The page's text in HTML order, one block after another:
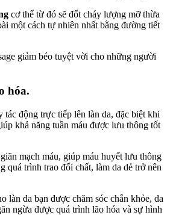
cơ thể từ đó sẽ đốt cháy lượng mỡ thừa
một cách tự nhiên nhất bằng đường tiết
giảm béo tuyệt vời cho những người
hóa.
tác động trực tiếp lên làn da, đặc biệt khi
khả năng tuần máu được lưu thông tốt
mạch máu, giúp máu huyết lưu thông
quá trình trao đổi chất, làm da dẻ trở nên
làn da bạn được chăm sóc chắn khỏe, da
ngừa được quá trình lão hóa và sự hình